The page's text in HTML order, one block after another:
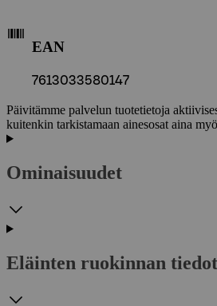
EAN
7613033580147
Päivitämme palvelun tuotetietoja
kuitenkin tarkistamaan ainesosat aina
Ominaisuudet
Eläinten ruokinnan tiedot